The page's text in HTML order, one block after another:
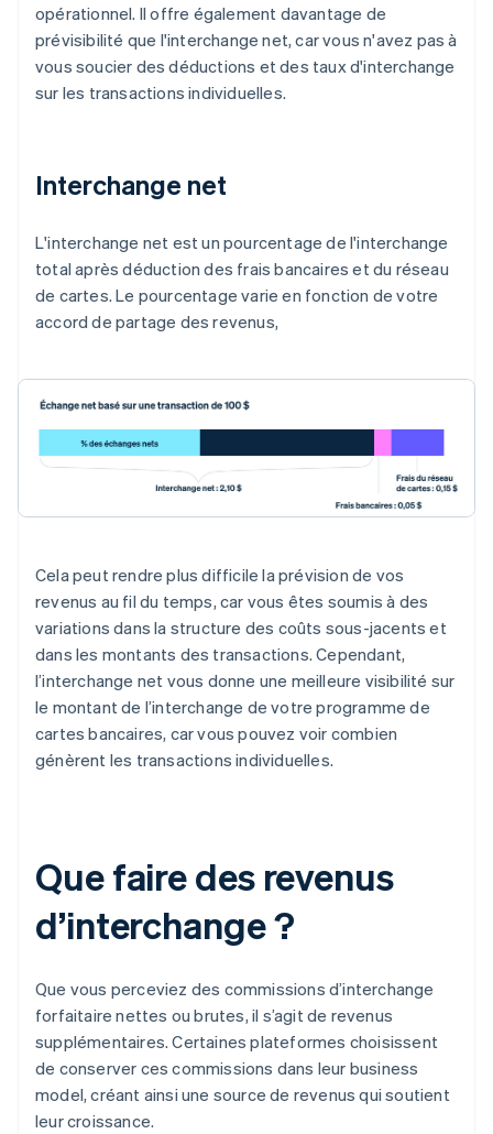
opérationnel. Il offre également davantage de
prévisibilité que l'interchange net, car vous n'avez pas à
vous soucier des déductions et des taux d'interchange
sur les transactions individuelles.
Interchange net
L'interchange net est un pourcentage de l'interchange
total après déduction des frais bancaires et du réseau
de cartes. Le pourcentage varie en fonction de votre
accord de partage des revenus,
Cela peut rendre plus difficile la prévision de vos
revenus au fil du temps, car vous êtes soumis à des
variations dans la structure des coûts sous-jacents et
dans les montants des transactions. Cependant,
l’interchange net vous donne une meilleure visibilité sur
le montant de l’interchange de votre programme de
cartes bancaires, car vous pouvez voir combien
génèrent les transactions individuelles.
Que faire des revenus
d’interchange ?
Que vous perceviez des commissions d’interchange
forfaitaire nettes ou brutes, il s’agit de revenus
supplémentaires. Certaines plateformes choisissent
de conserver ces commissions dans leur business
model, créant ainsi une source de revenus qui soutient
leur croissance.